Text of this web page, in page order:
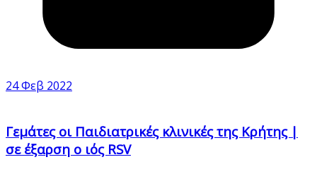
24 Φεβ 2022
Γεμάτες οι Παιδιατρικές κλινικές της Κρήτης |
σε έξαρση ο ιός RSV